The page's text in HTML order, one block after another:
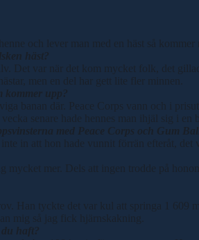
och lever man med en häst så
häst?
Det var när det kom mycket folk, det
men en del har gett lite fler minnen.
kommer upp?
banan där. Peace Corps vann och i
senare hade hennes man ihjäl sig i en
med Peace Corps och Gum
inte in att hon hade vunnit förrän efteråt,
mycket mer. Dels att ingen trodde på
Han tyckte det var kul att springa 1 609
mig så jag fick hjärnskakning.
haft?